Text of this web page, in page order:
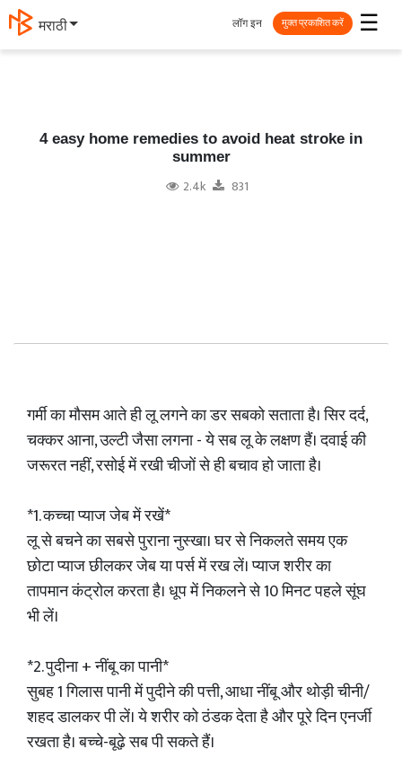
मराठी ☰
लॉग इन मुक्त प्रकाशित करें
4 easy home remedies to avoid heat stroke in
summer
2.4k 831
गर्मी का मौसम आते ही लू लगने का डर सबको सताता है। सिर दर्द,
चक्कर आना, उल्टी जैसा लगना - ये सब लू के लक्षण हैं। दवाई की
जरूरत नहीं, रसोई में रखी चीजों से ही बचाव हो जाता है।
*1. कच्चा प्याज जेब में रखें*
लू से बचने का सबसे पुराना नुस्खा। घर से निकलते समय एक
छोटा प्याज छीलकर जेब या पर्स में रख लें। प्याज शरीर का
तापमान कंट्रोल करता है। धूप में निकलने से 10 मिनट पहले सूंघ
भी लें।
*2. पुदीना + नींबू का पानी*
सुबह 1 गिलास पानी में पुदीने की पत्ती, आधा नींबू और थोड़ी चीनी/
शहद डालकर पी लें। ये शरीर को ठंडक देता है और पूरे दिन एनर्जी
रखता है। बच्चे-बूढ़े सब पी सकते हैं।